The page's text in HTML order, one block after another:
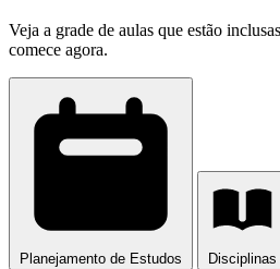
Veja a grade de aulas que estão
comece agora.
Planejamento de Estudos Disciplinas